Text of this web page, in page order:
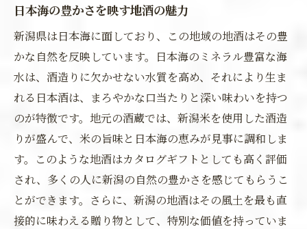
日本海の豊かさを映す地酒の魅力
新潟県は日本海に面しており、この地域の地酒はその豊
かな自然を反映しています。日本海のミネラル豊富な海
水は、酒造りに欠かせない水質を高め、それにより生ま
れる日本酒は、まろやかな口当たりと深い味わいを持つ
のが特徴です。地元の酒蔵では、新潟米を使用した酒造
りが盛んで、米の旨味と日本海の恵みが見事に調和しま
す。このような地酒はカタログギフトとしても高く評価
され、多くの人に新潟の自然の豊かさを感じてもらうこ
とができます。さらに、新潟の地酒はその風土を最も直
接的に味わえる贈り物として、特別な価値を持っていま